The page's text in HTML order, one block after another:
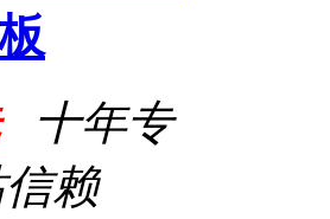
十年专
赖